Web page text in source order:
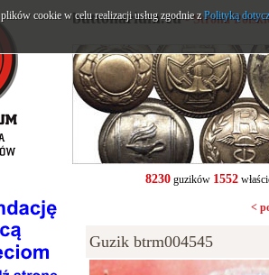
buttonarium.eu- Strona
8230guzików 1552
<
Guzik btrm004545
cookie w celu realizacji usług zgodnie zPolityką